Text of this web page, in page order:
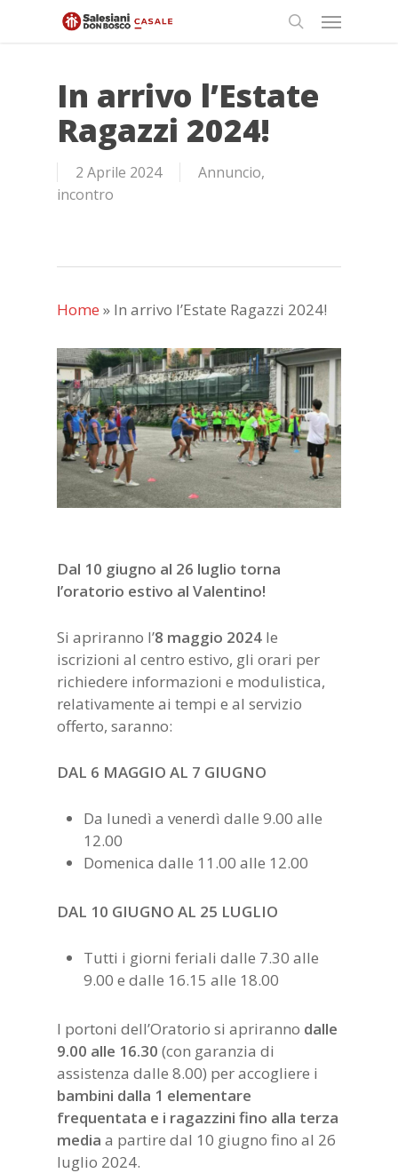
Menu
In arrivo l’Estate
Ragazzi 2024!
2 Aprile 2024 Annuncio,
incontro
Home » In arrivo l’Estate Ragazzi 2024!
Dal 10 giugno al 26 luglio torna
l’oratorio estivo al Valentino!
Si apriranno l’8 maggio 2024 le
iscrizioni al centro estivo, gli orari per
richiedere informazioni e modulistica,
relativamente ai tempi e al servizio
offerto, saranno:
DAL 6 MAGGIO AL 7 GIUGNO
Da lunedì a venerdì dalle 9.00 alle
12.00
Domenica dalle 11.00 alle 12.00
DAL 10 GIUGNO AL 25 LUGLIO
Tutti i giorni feriali dalle 7.30 alle
9.00 e dalle 16.15 alle 18.00
I portoni dell’Oratorio si apriranno dalle
9.00 alle 16.30 (con garanzia di
assistenza dalle 8.00) per accogliere i
bambini dalla 1 elementare
frequentata e i ragazzini fino alla terza
media a partire dal 10 giugno fino al 26
luglio 2024.